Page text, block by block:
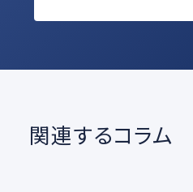
関連するコラム